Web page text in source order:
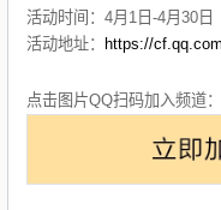
活动时间：4月1日-4月30日
活动地址：
https://
点击图片QQ扫码加入频道：